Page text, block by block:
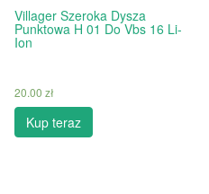
Villager Szeroka Dysza
Punktowa H 01 Do Vbs 16 Li-
Ion
20.00 zł
Kup teraz